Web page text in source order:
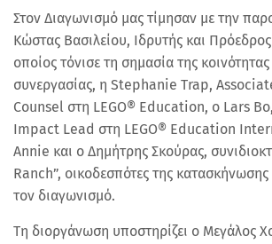
Στον Διαγωνισμό μας τίμησαν με την
Κώστας Βασιλείου, Ιδρυτής και
οποίος τόνισε τη σημασία της κοινότητας
συνεργασίας, η Stephanie Trap,
Counsel στη LEGO® Education, ο Lars
Impact Lead στη LEGO® Education
Annie και o Δημήτρης Σκούρας,
Ranch”, οικοδεσπότες της
τον διαγωνισμό.
Τη διοργάνωση υποστηρίζει ο Μεγάλος